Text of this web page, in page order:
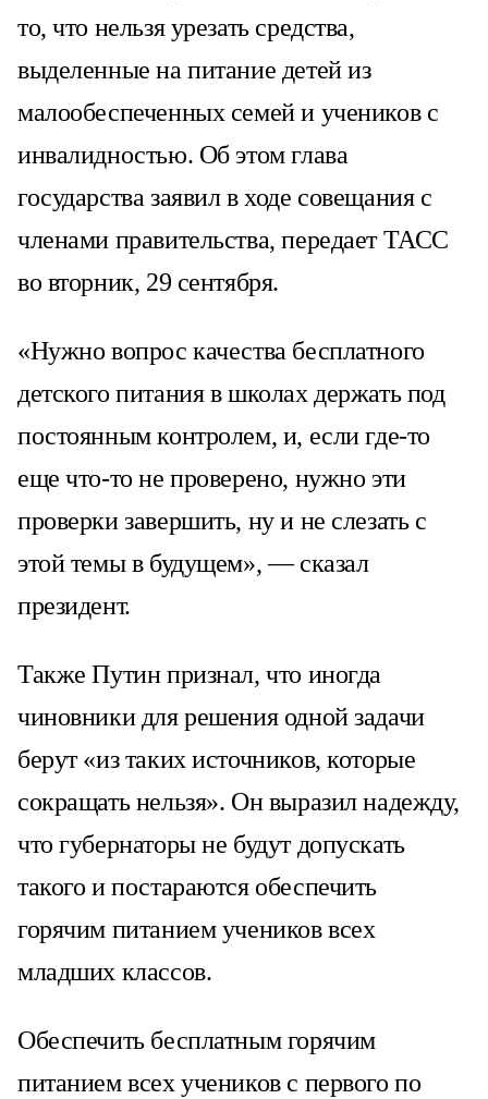
то, что нельзя урезать средства,
выделенные на питание детей из
малообеспеченных семей и учеников с
инвалидностью. Об этом глава
государства заявил в ходе совещания с
членами правительства, передает ТАСС
во вторник, 29 сентября.
«Нужно вопрос качества бесплатного
детского питания в школах держать под
постоянным контролем, и, если где-то
еще что-то не проверено, нужно эти
проверки завершить, ну и не слезать с
этой темы в будущем», — сказал
президент.
Также Путин признал, что иногда
чиновники для решения одной задачи
берут «из таких источников, которые
сокращать нельзя». Он выразил надежду,
что губернаторы не будут допускать
такого и постараются обеспечить
горячим питанием учеников всех
младших классов.
Обеспечить бесплатным горячим
питанием всех учеников с первого по